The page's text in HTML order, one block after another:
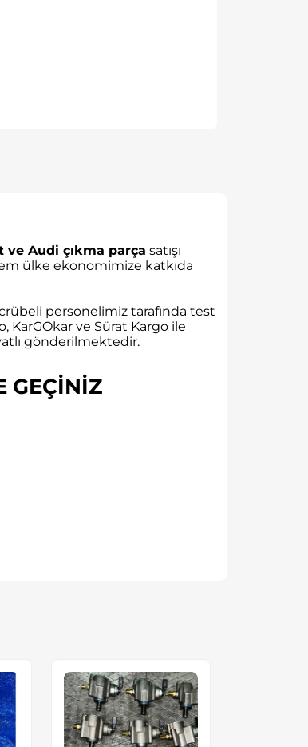
ve Audi çıkma parça satışı
ülke ekonomimize katkıda
personelimiz tarafında test
KarGOkar ve Sürat Kargo ile
gönderilmektedir.
GEÇİNİZ​